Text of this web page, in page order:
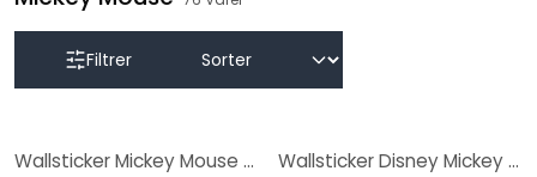
Filtrer
Wallsticker Mickey Mouse og venner
Wallsticker Disney Mickey Mouse - Maxi Sticker